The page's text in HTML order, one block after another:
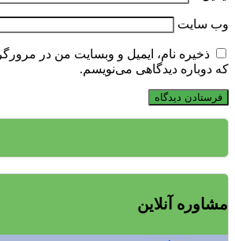
وب‌ سایت
ذخیره نام، ایمیل و وبسایت من در
که دوباره دیدگاهی می‌نویسم.
مشاوره آنلاین